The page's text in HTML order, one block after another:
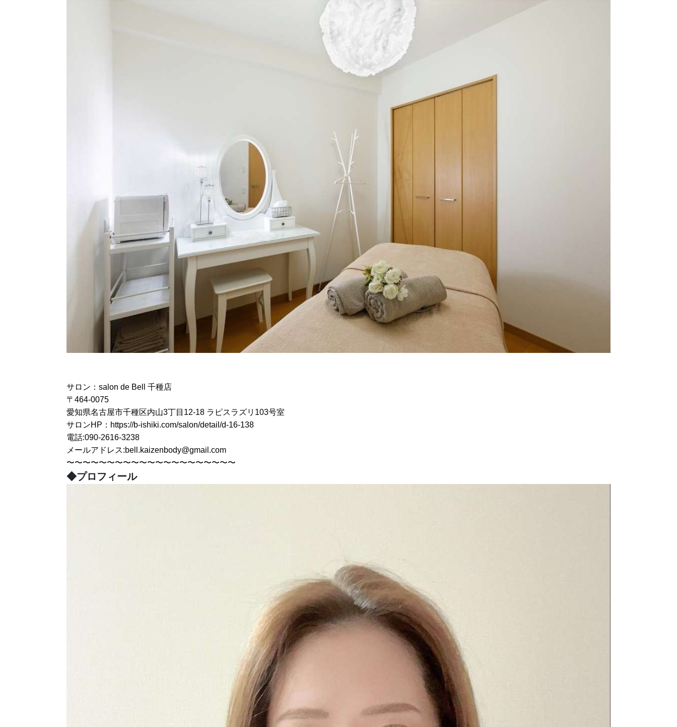
サロン：salon de Bell 千種店
〒464-0075
愛知県名古屋市千種区内山3丁目12-18 ラピスラズリ103号室
サロンHP： https://b-ishiki.com/salon/detail/d-16-138
電話:090-2616-3238
メールアドレス:bell.kaizenbody@gmail.com
〜〜〜〜〜〜〜〜〜〜〜〜〜〜〜〜〜〜〜〜〜
◆プロフィール